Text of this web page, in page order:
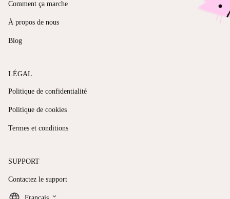
Comment ça marche
À propos de nous
Blog
LÉGAL
Politique de confidentialité
Politique de cookies
Termes et conditions
SUPPORT
Contactez le support
keyboard_arrow_down